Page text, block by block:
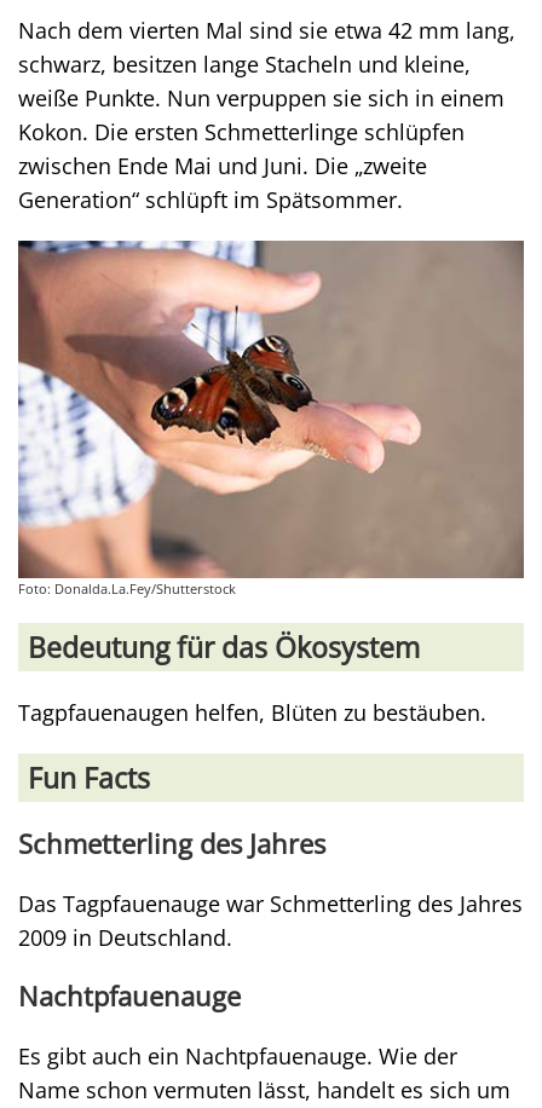
Nach dem vierten Mal sind sie etwa 42 mm lang,
schwarz, besitzen lange Stacheln und kleine,
weiße Punkte. Nun verpuppen sie sich in einem
Kokon. Die ersten Schmetterlinge schlüpfen
zwischen Ende Mai und Juni. Die „zweite
Generation“ schlüpft im Spätsommer.
Foto: Donalda.La.Fey/Shutterstock
Bedeutung für das Ökosystem
Tagpfauenaugen helfen, Blüten zu bestäuben.
Fun Facts
Schmetterling des Jahres
Das Tagpfauenauge war Schmetterling des Jahres
2009 in Deutschland.
Nachtpfauenauge
Es gibt auch ein Nachtpfauenauge. Wie der
Name schon vermuten lässt, handelt es sich um